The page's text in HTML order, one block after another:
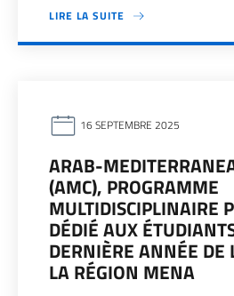
LIRE LA SUITE
16 SEPTEMBRE 2025
ARAB-
(AMC), PROGRAMME
MULTIDISCIPLINAIRE
DÉDIÉ AUX
DERNIÈRE ANNÉE DE
LA RÉGION MENA